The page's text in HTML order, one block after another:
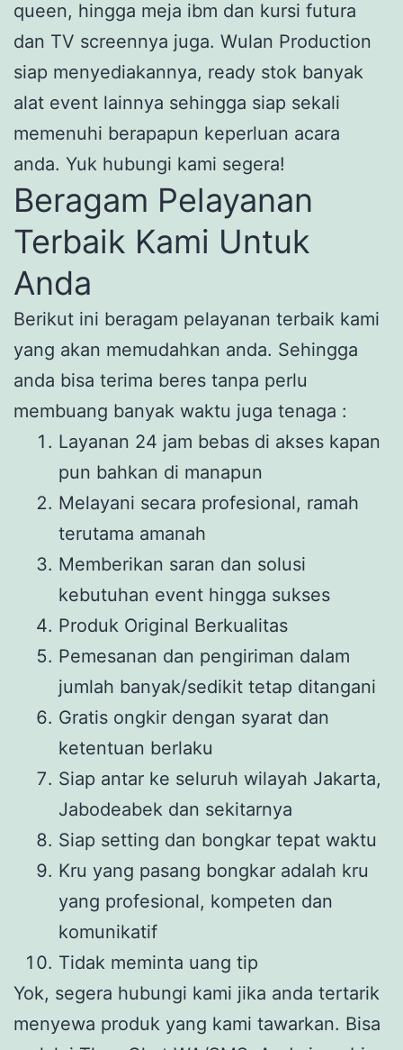
queen, hingga meja ibm dan kursi futura
dan TV screennya juga. Wulan Production
siap menyediakannya, ready stok banyak
alat event lainnya sehingga siap sekali
memenuhi berapapun keperluan acara
anda. Yuk hubungi kami segera!
Beragam Pelayanan
Terbaik Kami Untuk
Anda
Berikut ini beragam pelayanan terbaik kami
yang akan memudahkan anda. Sehingga
anda bisa terima beres tanpa perlu
membuang banyak waktu juga tenaga :
Layanan 24 jam bebas di akses kapan
pun bahkan di manapun
Melayani secara profesional, ramah
terutama amanah
Memberikan saran dan solusi
kebutuhan event hingga sukses
Produk Original Berkualitas
Pemesanan dan pengiriman dalam
jumlah banyak/sedikit tetap ditangani
Gratis ongkir dengan syarat dan
ketentuan berlaku
Siap antar ke seluruh wilayah Jakarta,
Jabodeabek dan sekitarnya
Siap setting dan bongkar tepat waktu
Kru yang pasang bongkar adalah kru
yang profesional, kompeten dan
komunikatif
Tidak meminta uang tip
Yok, segera hubungi kami jika anda tertarik
menyewa produk yang kami tawarkan. Bisa